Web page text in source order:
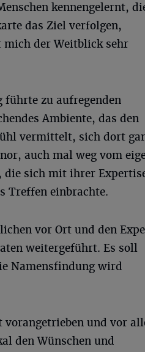
kennengelernt,
das Ziel verfolgen,
mich der Weitblick sehr
führte zu aufregenden
Ambiente, das den
vermittelt, sich dort
auch mal weg vom
die sich mit ihrer
Treffen einbrachte.
vor Ort und den
weitergeführt. Es soll
Namensfindung wird
vorangetrieben und vor
den Wünschen und